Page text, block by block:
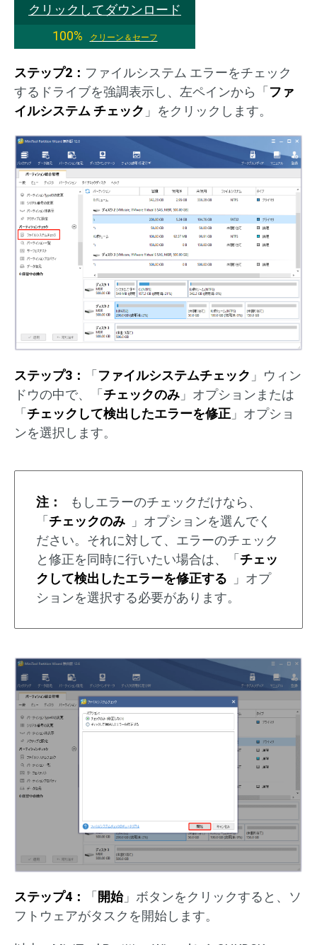
クリックしてダウンロード
100%
クリーン＆セーフ
ステップ2： ファイルシステム エラーをチェック
するドライブを強調表示し、左ペインから「 ファ
イルシステム チェック 」をクリックします。
ステップ3： 「ファイルシステムチェック 」ウィン
ドウの中で、「チェックのみ 」オプションまたは
「チェックして検出したエラーを修正 」オプショ
ンを選択します。
注：
もしエラーのチェックだけなら、
「チェックのみ
」オプションを選んでく
ださい。それに対して、エラーのチェック
と修正を同時に行いたい場合は、「チェッ
クして検出したエラーを修正する
」オプ
ションを選択する必要があります。
ステップ4： 「 開始」ボタンをクリックすると、ソ
フトウェアがタスクを開始します。